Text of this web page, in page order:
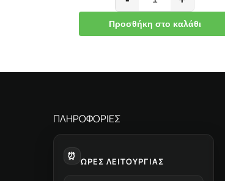
Προσθήκη στο καλάθι
ΠΛΗΡΟΦΟΡΙΕΣ
⏰ ΩΡΕΣ ΛΕΙΤΟΥΡΓΙΑΣ